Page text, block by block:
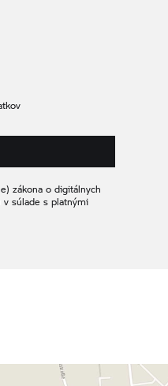
zákona o digitálnych
v súlade s platnými